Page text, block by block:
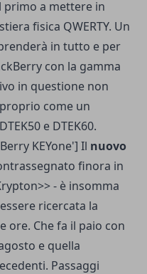
primo a mettere in
fisica QWERTY. Un
in tutto e per
con la gamma
in questione non
come un
e DTEK60.
KEYone'] Il nuovo
finora in
- è insomma
ricercata la
ore. Che fa il paio con
e quella
Passaggi